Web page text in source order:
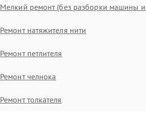
Мелкий ремонт (без разборки машины и
Ремонт натяжителя нити
Ремонт петлителя
Ремонт челнока
Ремонт толкателя